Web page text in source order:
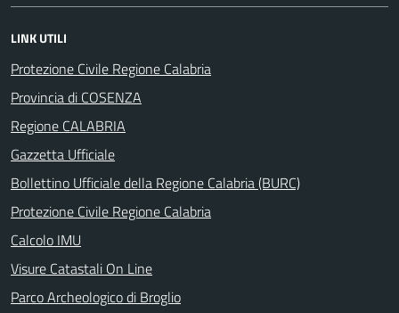
LINK UTILI
Protezione Civile Regione Calabria
Provincia di COSENZA
Regione CALABRIA
Gazzetta Ufficiale
Bollettino Ufficiale della Regione Calabria (BURC)
Protezione Civile Regione Calabria
Calcolo IMU
Visure Catastali On Line
Parco Archeologico di Broglio